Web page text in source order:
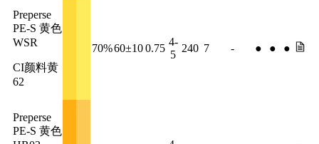
Preperse
PE-S 黄色
WSR
CI颜料黄
62
70%60±100.75
4-
5
240 7 - ● ● ●
Preperse
PE-S 黄色